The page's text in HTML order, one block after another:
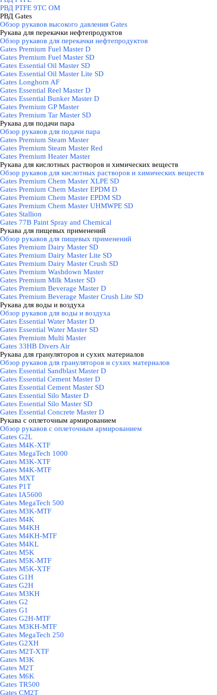
РВД PTFE 9TC OM
РВД Gates
Обзор рукавов высокого давления Gates
Рукава для перекачки нефтепродуктов
Обзор рукавов для перекачки нефтепродуктов
Gates Premium Fuel Master D
Gates Premium Fuel Master SD
Gates Essential Oil Master SD
Gates Essential Oil Master Lite SD
Gates Longhorn AF
Gates Essential Reel Master D
Gates Essential Bunker Master D
Gates Premium GP Master
Gates Premium Tar Master SD
Рукава для подачи пара
Обзор рукавов для подачи пара
Gates Premium Steam Master
Gates Premium Steam Master Red
Gates Premium Heater Master
Рукава для кислотных растворов и химических веществ
Обзор рукавов для кислотных растворов и химических веществ
Gates Premium Chem Master XLPE SD
Gates Premium Chem Master EPDM D
Gates Premium Chem Master EPDM SD
Gates Premium Chem Master UHMWPE SD
Gates Stallion
Gates 77B Paint Spray and Chemical
Рукава для пищевых применений
Обзор рукавов для пищевых применений
Gates Premium Dairy Master SD
Gates Premium Dairy Master Lite SD
Gates Premium Dairy Master Crush SD
Gates Premium Washdown Master
Gates Premium Milk Master SD
Gates Premium Beverage Master D
Gates Premium Beverage Master Crush Lite SD
Рукава для воды и воздуха
Обзор рукавов для воды и воздуха
Gates Essential Water Master D
Gates Essential Water Master SD
Gates Premium Multi Master
Gates 33HB Divers Air
Рукава для грануляторов и сухих материалов
Обзор рукавов для грануляторов и сухих материалов
Gates Essential Sandblast Master D
Gates Essential Cement Master D
Gates Essential Cement Master SD
Gates Essential Silo Master D
Gates Essential Silo Master SD
Gates Essential Concrete Master D
Рукава с оплеточным армированием
Обзор рукавов с оплеточным армированием
Gates G2L
Gates M4K-XTF
Gates MegaTech 1000
Gates M3K-XTF
Gates M4K-MTF
Gates MXT
Gates P1T
Gates IA5600
Gates MegaTech 500
Gates M3K-MTF
Gates M4K
Gates M4KH
Gates M4KH-MTF
Gates M4KL
Gates M5K
Gates M5K-MTF
Gates M5K-XTF
Gates G1H
Gates G2H
Gates M3KH
Gates G2
Gates G1
Gates G2H-MTF
Gates M3KH-MTF
Gates MegaTech 250
Gates G2XH
Gates M2T-XTF
Gates M3K
Gates M2T
Gates M6K
Gates TR500
Gates CM2T